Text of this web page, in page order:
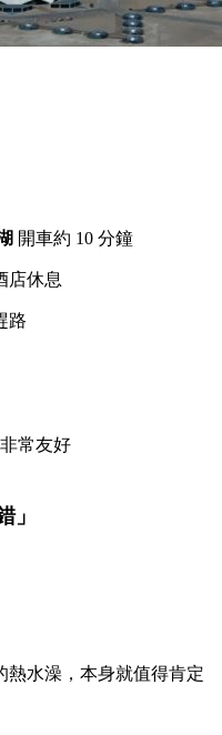
開車約 10 分鐘
店休息
路
常友好
」
熱水澡，本身就值得肯定